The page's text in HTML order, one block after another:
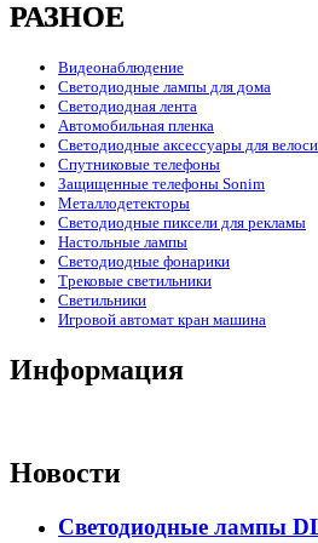
РАЗНОЕ
Видеонаблюдение
Светодиодные лампы для дома
Светодиодная лента
Автомобильная пленка
Светодиодные аксессуары для
Спутниковые телефоны
Защищенные телефоны Sonim
Металлодетекторы
Светодиодные пиксели для рекламы
Настольные лампы
Светодиодные фонарики
Трековые светильники
Светильники
Игровой автомат кран машина
Информация
Новости
Светодиодные лампы